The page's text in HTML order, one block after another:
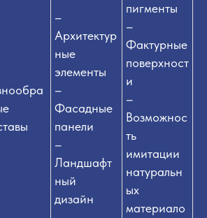
–
Архитектур
ные
элементы
–
Фасадные
панели
–
Ландшафт
ный
дизайн
пигменты
–
Фактурные
поверхност
и
–
Возможнос
ть
имитации
натуральн
ых
материало